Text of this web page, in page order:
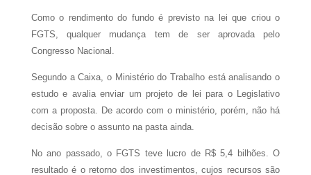
Como o rendimento do fundo é previsto na lei que criou o
FGTS, qualquer mudança tem de ser aprovada pelo
Congresso Nacional.
Segundo a Caixa, o Ministério do Trabalho está analisando o
estudo e avalia enviar um projeto de lei para o Legislativo
com a proposta. De acordo com o ministério, porém, não há
decisão sobre o assunto na pasta ainda.
No ano passado, o FGTS teve lucro de R$ 5,4 bilhões. O
resultado é o retorno dos investimentos, cujos recursos são